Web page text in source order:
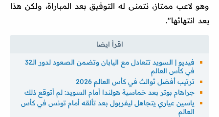
وهو لاعب ممتاز، نتمنى له التوفيق بعد المباراة، ولكن هذا
بعد انتهائها".
فيديو | السويد تتعادل مع اليابان وتضمن الصعود لدور الـ32
في كأس العالم
ترتيب أفضل ثوالث في كأس العالم 2026
جراهام بوتر بعد خماسية هولندا أمام السويد: لم أتوقع ذلك
ياسين عياري يتجاهل ليفربول بعد تألقه أمام تونس في كأس
العالم